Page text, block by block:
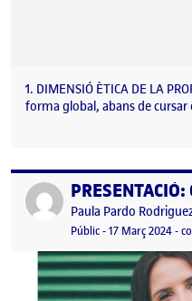
1. DIMENSIÓ ÈTICA DE LA
forma global, abans de
Publicat per
Publicat per
Paula Pardo
Visibilitat:
Públic-Data de
17 Març 20244-